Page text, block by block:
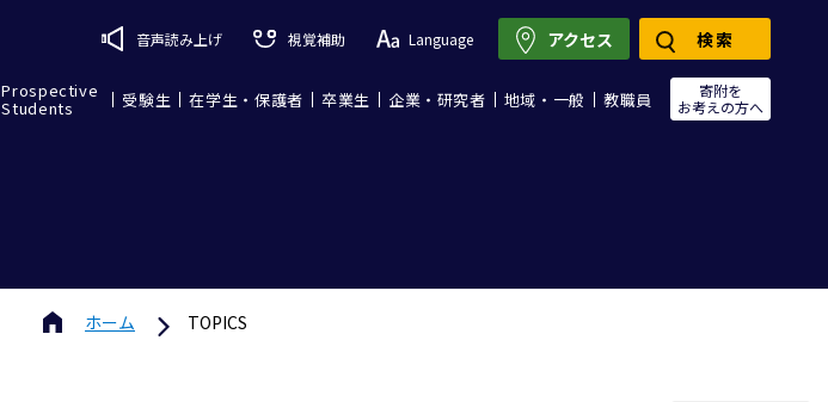
音声読み上げ 視覚補助 Language
Prospective
Students 受験生 在学生・保護者 卒業生 企業・研究者 地域・一般 教職員
寄附を
お考えの方へ
アクセス 検索
ホーム TOPICS